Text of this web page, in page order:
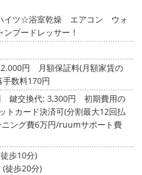
イツ☆浴室乾燥 エアコン ウォ
プードレッサー！
円 月額保証料(月額家賃の
数料170円
鍵交換代: 3,300円
初期費用の
トカード決済可(分割最大12回払
ニング費6万円/ruumサポート費
歩10分)
徒歩20分)